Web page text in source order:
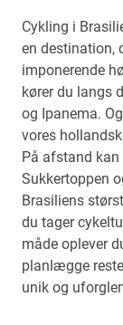
Cykling i
en destination,
imponerende
kører du langs
og Ipanema.
vores
På afstand kan
Sukkertoppen
Brasiliens
du tager
måde oplever
planlægge
unik og